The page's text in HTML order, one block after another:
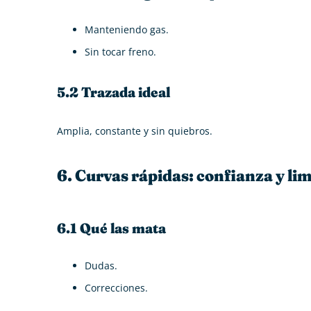
Manteniendo gas.
Sin tocar freno.
5.2 Trazada ideal
Amplia, constante y sin quiebros.
6. Curvas rápidas: confianza y
6.1 Qué las mata
Dudas.
Correcciones.